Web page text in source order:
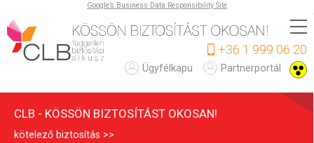
Google’s Business Data Responsibility Site
Ugrás
a
tartalomra
L
B
+36 1 999 06 20
Partnerportál
Ügyfélkapu
CLB - KÖSSÖN BIZTOSÍTÁST OKOSAN!
kötelező biztosítás